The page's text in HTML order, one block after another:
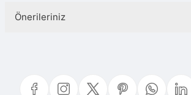
Önerileriniz
Görüş ve önerileriniz için teşekkür ederiz.